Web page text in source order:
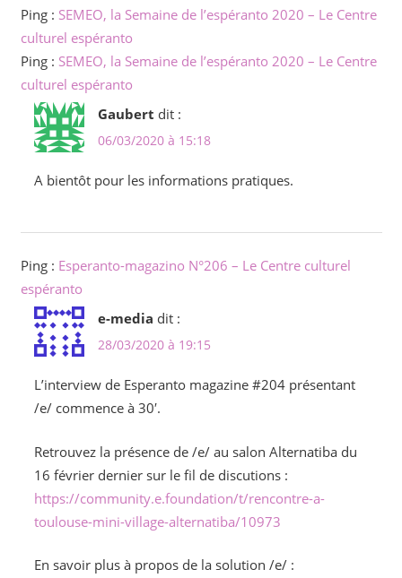
Ping : SEMEO, la Semaine de l’espéranto 2020 – Le Centre
culturel espéranto
Ping : SEMEO, la Semaine de l’espéranto 2020 – Le Centre
culturel espéranto
Gaubert dit :
06/03/2020 à 15:18
A bientôt pour les informations pratiques.
Ping : Esperanto-magazino N°206 – Le Centre culturel
espéranto
e-media dit :
28/03/2020 à 19:15
L’interview de Esperanto magazine #204 présentant
/e/ commence à 30′.
Retrouvez la présence de /e/ au salon Alternatiba du
16 février dernier sur le fil de discutions :
https://community.e.foundation/t/rencontre-a-
toulouse-mini-village-alternatiba/10973
En savoir plus à propos de la solution /e/ :